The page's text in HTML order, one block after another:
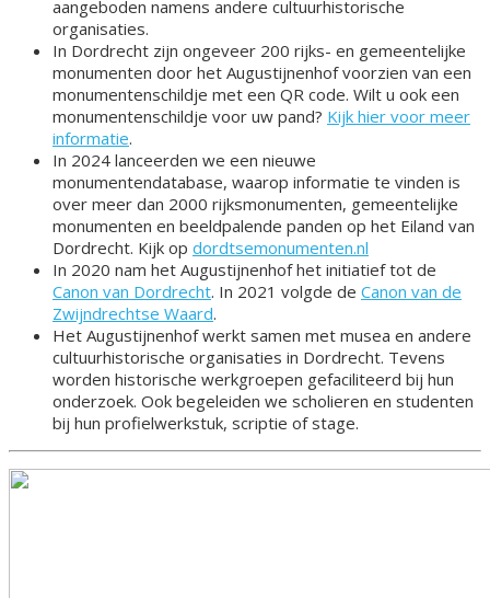
aangeboden namens andere cultuurhistorische
organisaties.
In Dordrecht zijn ongeveer 200 rijks- en gemeentelijke
monumenten door het Augustijnenhof voorzien van een
monumentenschildje met een QR code. Wilt u ook een
monumentenschildje voor uw pand? Kijk hier voor meer
informatie.
In 2024 lanceerden we een nieuwe
monumentendatabase, waarop informatie te vinden is
over meer dan 2000 rijksmonumenten, gemeentelijke
monumenten en beeldpalende panden op het Eiland van
Dordrecht. Kijk op dordtsemonumenten.nl
In 2020 nam het Augustijnenhof het initiatief tot de
Canon van Dordrecht. In 2021 volgde de Canon van de
Zwijndrechtse Waard.
Het Augustijnenhof werkt samen met musea en andere
cultuurhistorische organisaties in Dordrecht. Tevens
worden historische werkgroepen gefaciliteerd bij hun
onderzoek. Ook begeleiden we scholieren en studenten
bij hun profielwerkstuk, scriptie of stage.